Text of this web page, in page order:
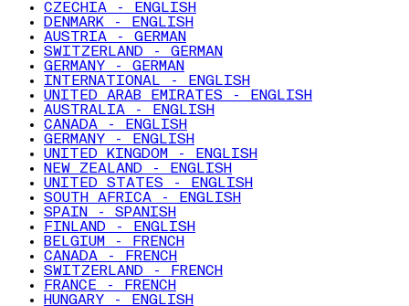
CZECHIA - ENGLISH
DENMARK - ENGLISH
AUSTRIA - GERMAN
SWITZERLAND - GERMAN
GERMANY - GERMAN
INTERNATIONAL - ENGLISH
UNITED ARAB EMIRATES - ENGLISH
AUSTRALIA - ENGLISH
CANADA - ENGLISH
GERMANY - ENGLISH
UNITED KINGDOM - ENGLISH
NEW ZEALAND - ENGLISH
UNITED STATES - ENGLISH
SOUTH AFRICA - ENGLISH
SPAIN - SPANISH
FINLAND - ENGLISH
BELGIUM - FRENCH
CANADA - FRENCH
SWITZERLAND - FRENCH
FRANCE - FRENCH
HUNGARY - ENGLISH